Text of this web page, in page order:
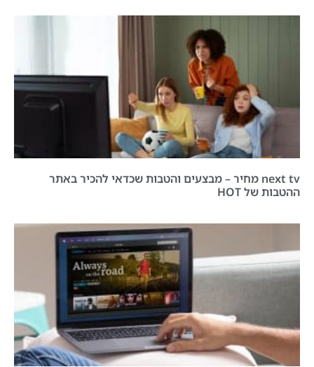
next tv מחיר – מבצעים והטבות שכדאי להכיר באתר
ההטבות של HOT